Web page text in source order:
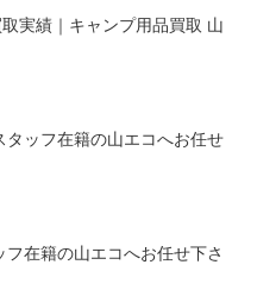
実績｜キャンプ用品買取 山
ッフ在籍の山エコへお任せ
在籍の山エコへお任せ下さ